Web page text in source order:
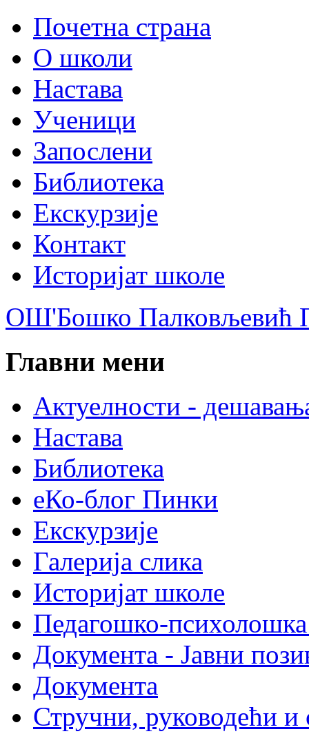
Почетна страна
О школи
Настава
Ученици
Запослени
Библиотека
Екскурзије
Контакт
Историјат школе
ОШ'Бошко Палковљевић
Главни мени
Актуелности -
Настава
Библиотека
еКо-блог Пинки
Екскурзије
Галерија слика
Историјат школе
Педагошко-психолошка
Документа - Јавни
Документа
Стручни, руководећи и